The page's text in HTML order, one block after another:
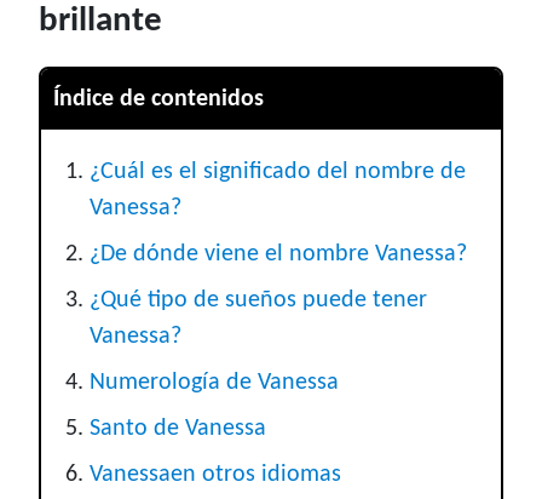
brillante
Índice de contenidos
¿Cuál es el significado del nombre de
Vanessa?
¿De dónde viene el nombre Vanessa?
¿Qué tipo de sueños puede tener
Vanessa?
Numerología de Vanessa
Santo de Vanessa
Vanessaen otros idiomas